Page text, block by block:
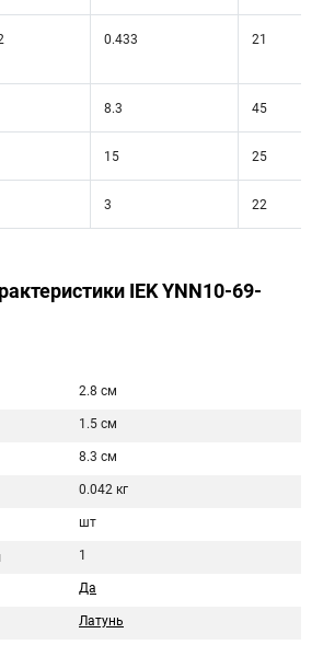
0.433 21
8.3 45
15 25
3 22
IEK YNN10-69-
2.8 см
1.5 см
8.3 см
0.042 кг
шт
1
Да
Латунь